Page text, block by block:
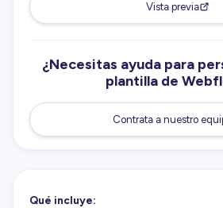
Vista previa
¿Necesitas ayuda para
plantilla de
Contrata a nuestro
Qué incluye: